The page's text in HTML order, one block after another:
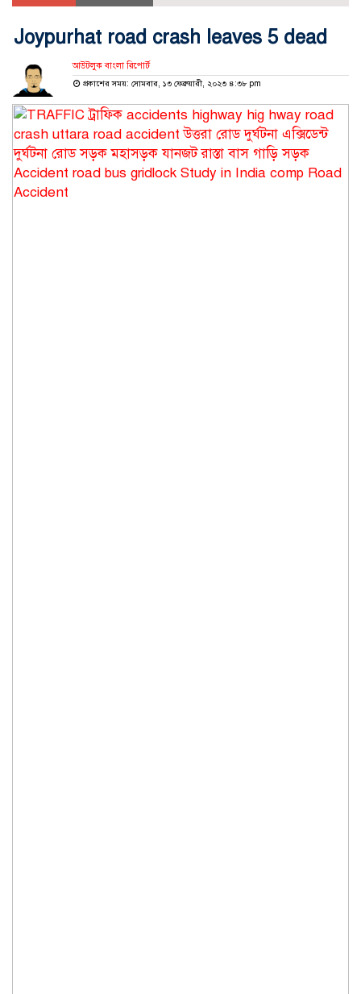
Joypurhat road crash leaves 5 dead
আউটলুক বাংলা রিপোর্ট
প্রকাশের সময়: সোমবার, ১৩ ফেব্রুয়ারী, ২০২৩ ৪:৩৮ pm